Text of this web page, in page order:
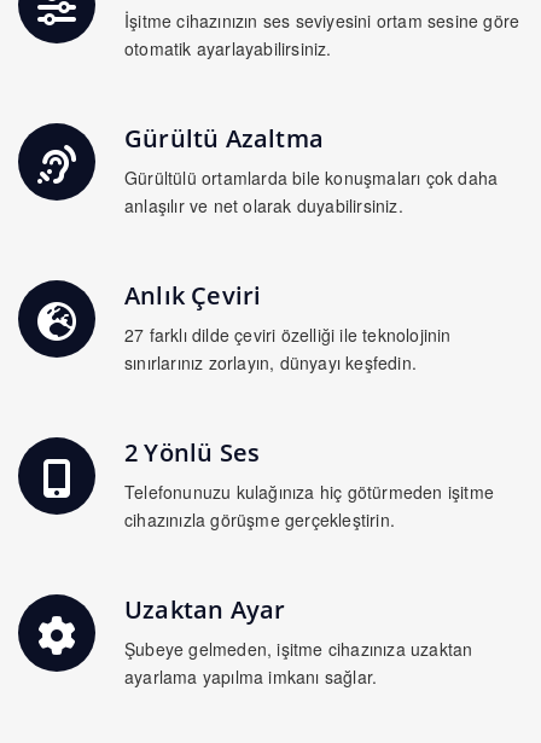
İşitme cihazınızın ses seviyesini ortam sesine göre
otomatik ayarlayabilirsiniz.
Gürültü Azaltma
Gürültülü ortamlarda bile konuşmaları çok daha
anlaşılır ve net olarak duyabilirsiniz.
Anlık Çeviri
27 farklı dilde çeviri özelliği ile teknolojinin
sınırlarınız zorlayın, dünyayı keşfedin.
2 Yönlü Ses
Telefonunuzu kulağınıza hiç götürmeden işitme
cihazınızla görüşme gerçekleştirin.
Uzaktan Ayar
Şubeye gelmeden, işitme cihazınıza uzaktan
ayarlama yapılma imkanı sağlar.